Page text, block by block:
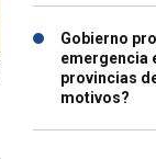
Gobierno
emergencia
provincias
motivos?